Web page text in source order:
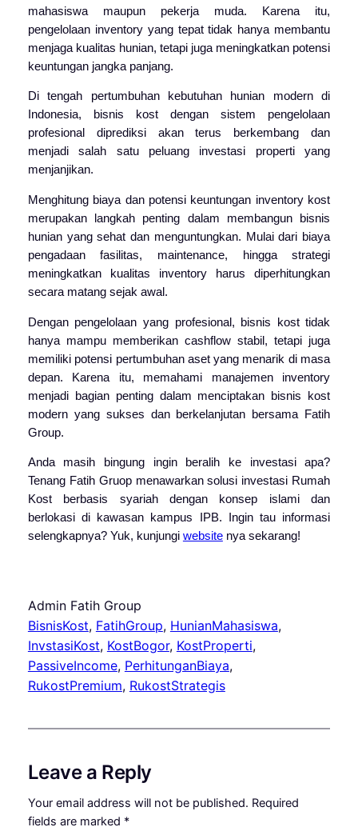
mahasiswa maupun pekerja muda. Karena itu,
pengelolaan inventory yang tepat tidak hanya membantu
menjaga kualitas hunian, tetapi juga meningkatkan potensi
keuntungan jangka panjang.
Di tengah pertumbuhan kebutuhan hunian modern di
Indonesia, bisnis kost dengan sistem pengelolaan
profesional diprediksi akan terus berkembang dan
menjadi salah satu peluang investasi properti yang
menjanjikan.
Menghitung biaya dan potensi keuntungan inventory kost
merupakan langkah penting dalam membangun bisnis
hunian yang sehat dan menguntungkan. Mulai dari biaya
pengadaan fasilitas, maintenance, hingga strategi
meningkatkan kualitas inventory harus diperhitungkan
secara matang sejak awal.
Dengan pengelolaan yang profesional, bisnis kost tidak
hanya mampu memberikan cashflow stabil, tetapi juga
memiliki potensi pertumbuhan aset yang menarik di masa
depan. Karena itu, memahami manajemen inventory
menjadi bagian penting dalam menciptakan bisnis kost
modern yang sukses dan berkelanjutan bersama Fatih
Group.
Anda masih bingung ingin beralih ke investasi apa?
Tenang Fatih Gruop menawarkan solusi investasi Rumah
Kost berbasis syariah dengan konsep islami dan
berlokasi di kawasan kampus IPB. Ingin tau informasi
selengkapnya? Yuk, kunjungi websitenya sekarang!
Admin Fatih Group
BisnisKost, FatihGroup, HunianMahasiswa ,
InvstasiKost, KostBogor, KostProperti ,
PassiveIncome, PerhitunganBiaya ,
RukostPremium, RukostStrategis
Leave a Reply
Your email address will not be published. Required
fields are marked *